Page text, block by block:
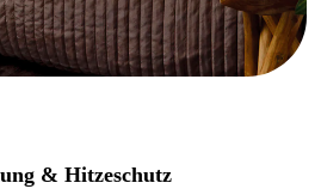
& Hitzeschutz